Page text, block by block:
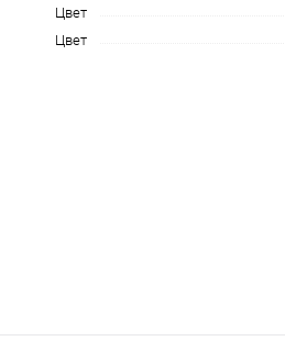
Цвет
Цвет
График платежей